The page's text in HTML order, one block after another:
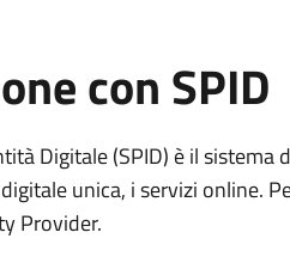
con SPID
Digitale (SPID) è il sistema
unica, i servizi online.
Provider.